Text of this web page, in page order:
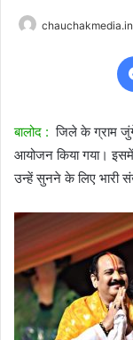
chauchakmedia.in
बालोद : जिले के ग्राम
आयोजन किया गया। इसमें
उन्हें सुनने के लिए भारी